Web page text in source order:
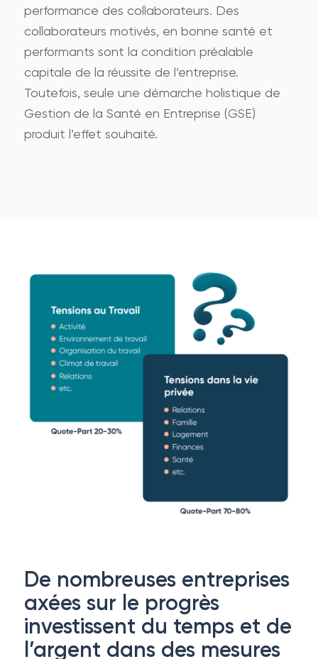
performance des collaborateurs. Des
collaborateurs motivés, en bonne santé et
performants sont la condition préalable
capitale de la réussite de l’entreprise.
Toutefois, seule une démarche holistique de
Gestion de la Santé en Entreprise (GSE)
produit l’effet souhaité.
De nombreuses entreprises
axées sur le progrès
investissent du temps et de
l’argent dans des mesures